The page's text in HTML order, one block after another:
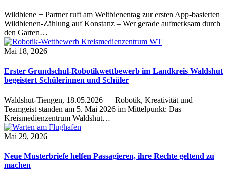
Wildbiene + Partner ruft am Weltbienentag zur ersten App-basierten
Wildbienen-Zählung auf Konstanz – Wer gerade aufmerksam durch
den Garten…
Mai 18, 2026
Erster Grundschul-Robotikwettbewerb im Landkreis Waldshut
begeistert Schülerinnen und Schüler
Waldshut-Tiengen, 18.05.2026 — Robotik, Kreativität und
Teamgeist standen am 5. Mai 2026 im Mittelpunkt: Das
Kreismedienzentrum Waldshut…
Mai 29, 2026
Neue Musterbriefe helfen Passagieren, ihre Rechte geltend zu
machen